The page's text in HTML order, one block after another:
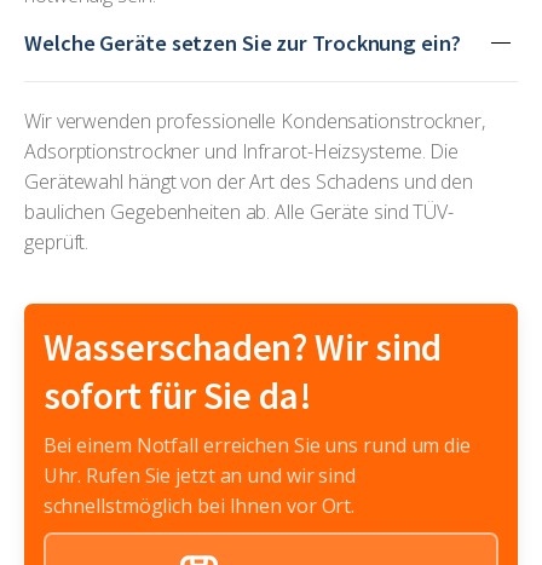
Welche Geräte setzen Sie zur Trocknung ein?
Wir verwenden professionelle Kondensationstrockner,
Adsorptionstrockner und Infrarot-Heizsysteme. Die
Gerätewahl hängt von der Art des Schadens und den
baulichen Gegebenheiten ab. Alle Geräte sind TÜV-
geprüft.
Wasserschaden? Wir sind
sofort für Sie da!
Bei einem Notfall erreichen Sie uns rund um die
Uhr. Rufen Sie jetzt an und wir sind
schnellstmöglich bei Ihnen vor Ort.